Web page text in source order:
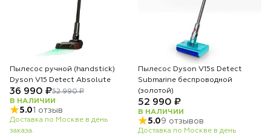
Пылесос ручной (handstick)
Dyson V15 Detect Absolute
36 990 ₽52 990 ₽
В НАЛИЧИИ
5.01 отзыв
Доставка по Москве в день
заказа.
Пылесос Dyson V15s Detect
Submarine беспроводной
(золотой)
52 990 ₽
В НАЛИЧИИ
5.09 отзывов
Доставка по Москве в день